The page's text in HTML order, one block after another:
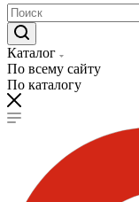
Каталог
По всему сайту
По каталогу